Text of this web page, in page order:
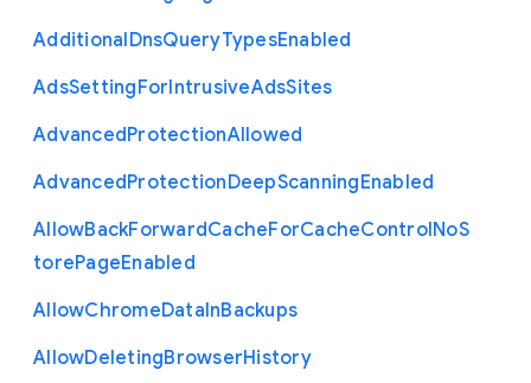
AdditionalDnsQueryTypesEnabled
AdsSettingForIntrusiveAdsSites
AdvancedProtectionAllowed
AdvancedProtectionDeepScanningEnabled
AllowBackForwardCacheForCacheControlNoS
torePageEnabled
AllowChromeDataInBackups
AllowDeletingBrowserHistory